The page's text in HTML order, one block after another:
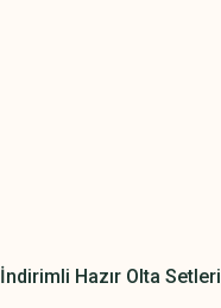
İndirimli Hazır Olta Setleri